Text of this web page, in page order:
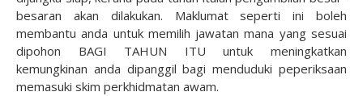
besaran akan dilakukan. Maklumat seperti ini boleh
membantu anda untuk memilih jawatan mana yang sesuai
dipohon BAGI TAHUN ITU untuk meningkatkan
kemungkinan anda dipanggil bagi menduduki peperiksaan
memasuki skim perkhidmatan awam.